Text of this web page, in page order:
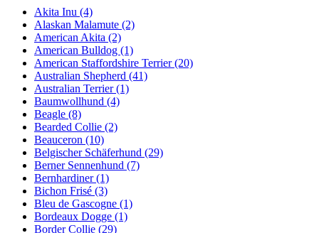
Akita Inu (4)
Alaskan Malamute (2)
American Akita (2)
American Bulldog (1)
American Staffordshire Terrier(20)
Australian Shepherd (41)
Australian Terrier(1)
Baumwollhund (4)
Beagle (8)
Bearded Collie (2)
Beauceron (10)
Belgischer Schäferhund (29)
Berner Sennenhund (7)
Bernhardiner(1)
Bichon Frisé (3)
Bleu de Gascogne (1)
Bordeaux Dogge (1)
Border Collie (29)